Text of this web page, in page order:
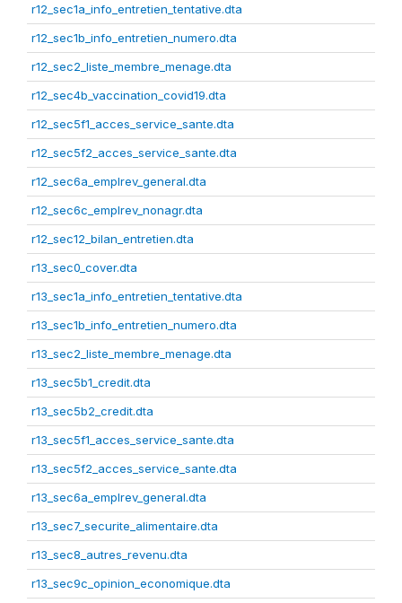
r12_sec1a_info_entretien_tentative.dta
r12_sec1b_info_entretien_numero.dta
r12_sec2_liste_membre_menage.dta
r12_sec4b_vaccination_covid19.dta
r12_sec5f1_acces_service_sante.dta
r12_sec5f2_acces_service_sante.dta
r12_sec6a_emplrev_general.dta
r12_sec6c_emplrev_nonagr.dta
r12_sec12_bilan_entretien.dta
r13_sec0_cover.dta
r13_sec1a_info_entretien_tentative.dta
r13_sec1b_info_entretien_numero.dta
r13_sec2_liste_membre_menage.dta
r13_sec5b1_credit.dta
r13_sec5b2_credit.dta
r13_sec5f1_acces_service_sante.dta
r13_sec5f2_acces_service_sante.dta
r13_sec6a_emplrev_general.dta
r13_sec7_securite_alimentaire.dta
r13_sec8_autres_revenu.dta
r13_sec9c_opinion_economique.dta